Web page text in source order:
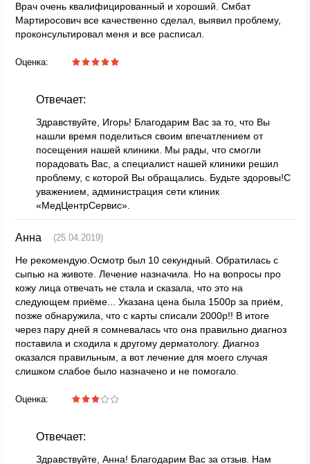
Врач очень квалифицированный и хороший. Смбат
Мартиросович все качественно сделал, выявил проблему,
проконсультировал меня и все расписал.
Оценка:
Отвечает:
Здравствуйте, Игорь! Благодарим Вас за то, что Вы
нашли время поделиться своим впечатлением от
посещения нашей клиники. Мы рады, что смогли
порадовать Вас, а специалист нашей клиники решил
проблему, с которой Вы обращались. Будьте здоровы!С
уважением, администрация сети клиник
«МедЦентрСервис».
Анна (25.04.2019)
Не рекомендую.Осмотр был 10 секундный. Обратилась с
сыпью на животе. Лечение назначила. Но на вопросы про
кожу лица отвечать не стала и сказала, что это на
следующем приёме... Указана цена была 1500р за приём,
позже обнаружила, что с карты списали 2000р!! В итоге
через пару дней я сомневалась что она правильно диагноз
поставила и сходила к другому дерматологу. Диагноз
оказался правильным, а вот лечение для моего случая
слишком слабое было назначено и не помогало.
Оценка:
Отвечает:
Здравствуйте, Анна! Благодарим Вас за отзыв. Нам